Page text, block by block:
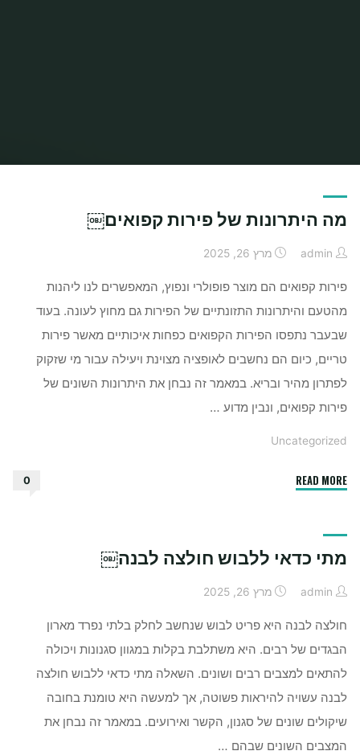
מה היתרונות של פירות קפואים￼
admin מרץ 26, 2025
פירות קפואים הם מוצר פופולרי ונפוץ, המאפשרים לנו ליהנות
מהטעם והיתרונות התזונתיים של הפירות גם מחוץ לעונה. בעוד
שבעבר נתפסו הפירות הקפואים כפחות איכותיים מאשר פירות
טריים, כיום הם נחשבים לאופציה מצוינת ויעילה עבור מי שזקוק
לפתרון מהיר ובריא. במאמר זה נבחן את היתרונות השונים של
פירות קפואים, ונבין מדוע …
Uncategorized
READ MORE
קפואים
0
מתי כדאי ללבוש חולצה לבנה￼
admin מרץ 26, 2025
חולצה לבנה היא פריט לבוש שנחשב לחלק בלתי נפרד מארון
הבגדים של רבים. היא משתלבת בקלות במגוון סגנונות ויכולה
להתאים למצבים רבים ושונים. השאלה מתי כדאי ללבוש חולצה
לבנה עשויה להיראות פשוטה, אך למעשה היא טומנת בחובה
שיקולים שונים של סגנון, הקשר ואירועים. במאמר זה נבחן את
המצבים השונים שבהם …